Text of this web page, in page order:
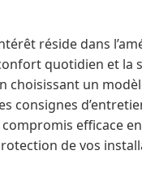
réside dans
quotidien et la
choisissant un
consignes
compromis efficace
de vos